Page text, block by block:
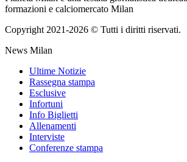
formazioni e calciomercato Milan
Copyright 2021-2026 © Tutti i diritti riservati.
News Milan
Ultime Notizie
Rassegna stampa
Esclusive
Infortuni
Info Biglietti
Allenamenti
Interviste
Conferenze stampa